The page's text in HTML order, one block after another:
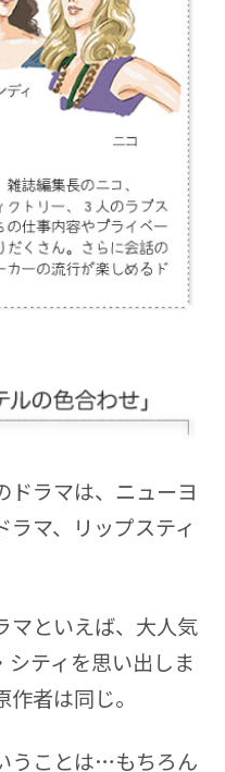
ドラマは、ニューヨ
マ、リップスティ
マといえば、大人気
ティを思い出しま
者は同じ。
うことは…もちろん